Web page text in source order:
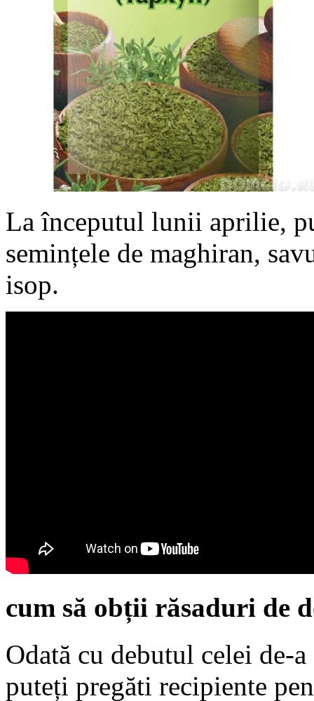
La începutul lunii aprilie,
semințele de maghiran,
isop.
cum să obții răsaduri de
Odată cu debutul celei de-
puteți pregăti recipiente